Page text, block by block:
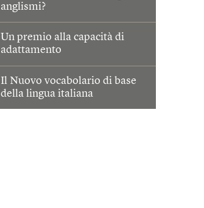
anglismi?
Un premio alla capacità di
adattamento
Il Nuovo vocabolario di base
della lingua italiana